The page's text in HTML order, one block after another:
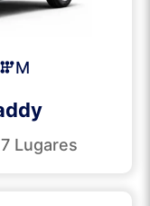
M
Lugares